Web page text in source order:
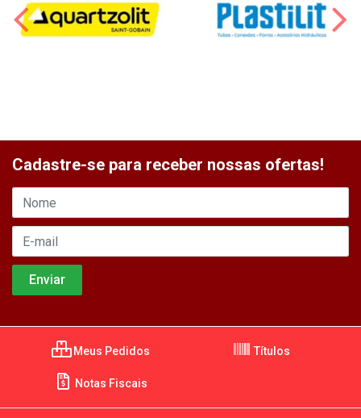
Cadastre-se para receber nossas ofertas!
Meus Pedidos Títulos
Notas Fiscais